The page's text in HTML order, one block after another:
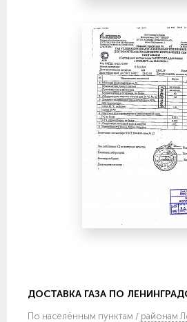
ДОСТАВКА ГАЗА ПО
По населённым пунктам / районам